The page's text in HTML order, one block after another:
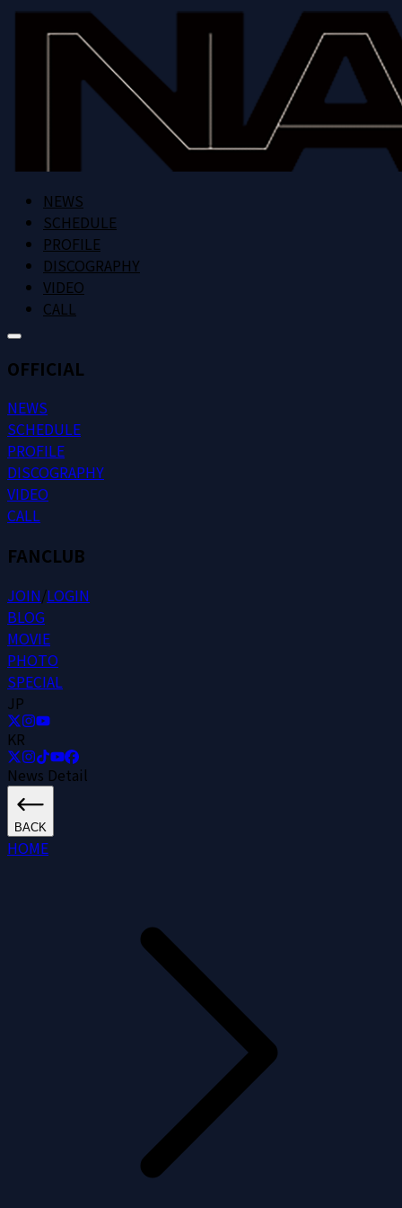
NEWS
SCHEDULE
PROFILE
DISCOGRAPHY
VIDEO
CALL
OFFICIAL
NEWS
SCHEDULE
PROFILE
DISCOGRAPHY
VIDEO
CALL
FANCLUB
JOIN/LOGIN
BLOG
MOVIE
PHOTO
SPECIAL
JP
KR
News Detail
BACK
HOME